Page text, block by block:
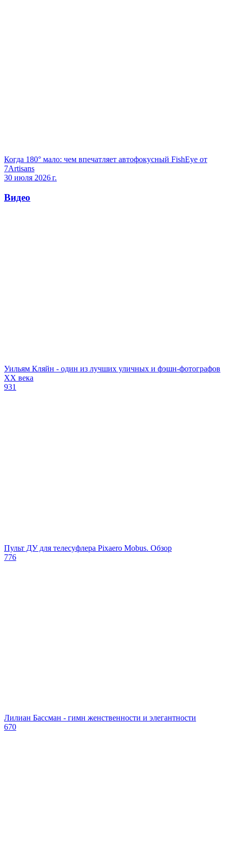
Когда 180° мало: чем впечатляет автофокусный FishEye от
7Artisans
30 июля 2026 г.
Видео
Уильям Кляйн - один из лучших уличных и фэшн-фотографов
ХХ века
931
Пульт ДУ для телесуфлера Pixaero Mobus. Обзор
776
Лилиан Бассман - гимн женственности и элегантности
670